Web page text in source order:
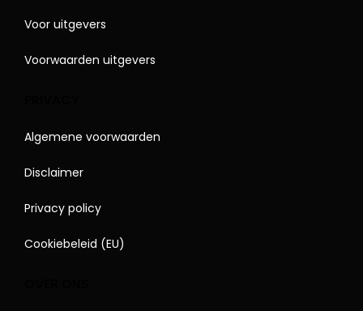
Voor uitgevers
Voorwaarden uitgevers
Algemene voorwaarden
Disclaimer
Privacy policy
Cookiebeleid (EU)